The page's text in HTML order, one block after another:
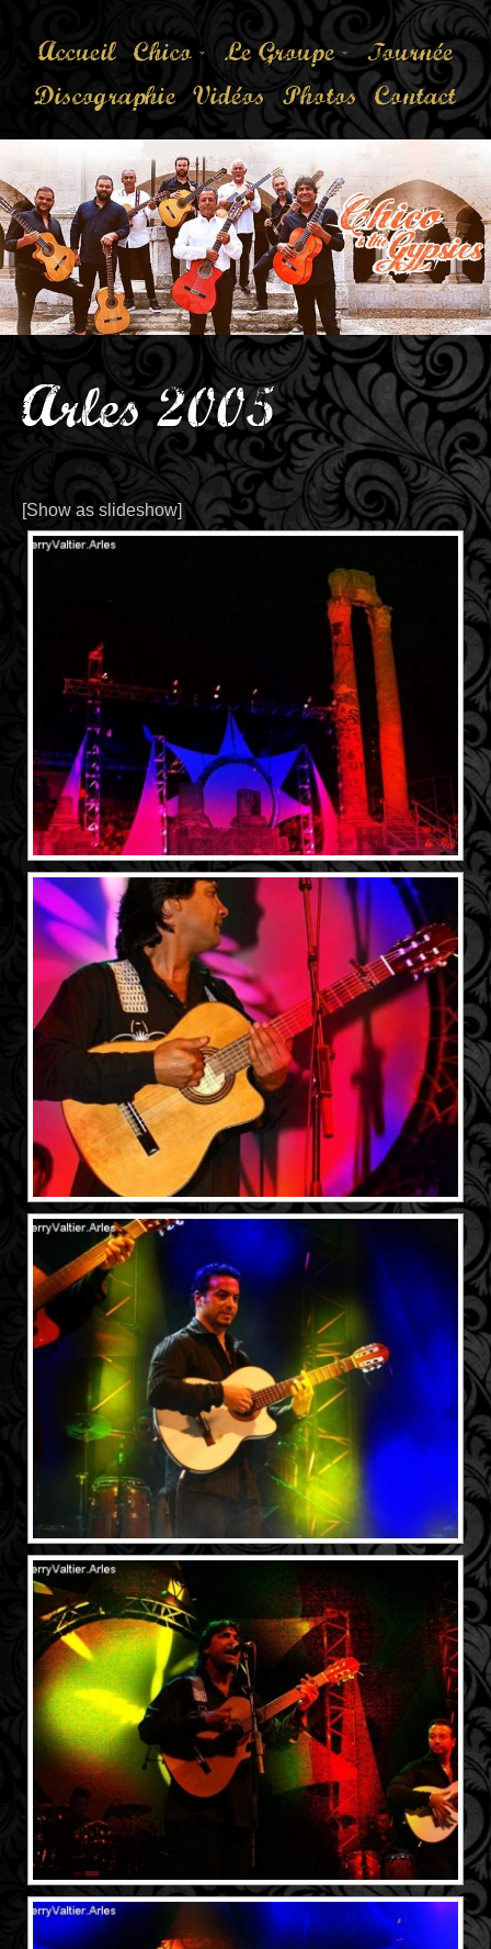
Accueil Chico Le Groupe
Tournée
Discographie Vidéos Photos Contact
Arles 2005
[Show as slideshow]